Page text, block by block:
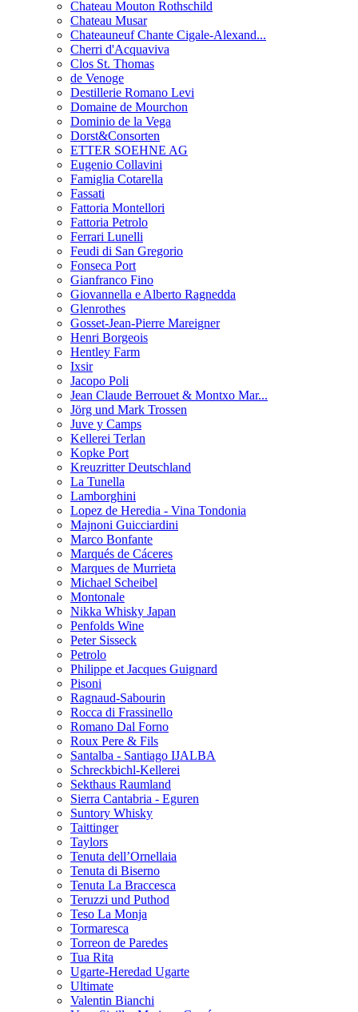
Chateau Mouton Rothschild
Chateau Musar
Chateauneuf Chante Cigale-Alexand...
Cherri d'Acquaviva
Clos St. Thomas
de Venoge
Destillerie Romano Levi
Domaine de Mourchon
Dominio de la Vega
Dorst&Consorten
ETTER SOEHNE AG
Eugenio Collavini
Famiglia Cotarella
Fassati
Fattoria Montellori
Fattoria Petrolo
Ferrari Lunelli
Feudi di San Gregorio
Fonseca Port
Gianfranco Fino
Giovannella e Alberto Ragnedda
Glenrothes
Gosset-Jean-Pierre Mareigner
Henri Borgeois
Hentley Farm
Ixsir
Jacopo Poli
Jean Claude Berrouet & Montxo Mar...
Jörg und Mark Trossen
Juve y Camps
Kellerei Terlan
Kopke Port
Kreuzritter Deutschland
La Tunella
Lamborghini
Lopez de Heredia - Vina Tondonia
Majnoni Guicciardini
Marco Bonfante
Marqués de Cáceres
Marques de Murrieta
Michael Scheibel
Montonale
Nikka Whisky Japan
Penfolds Wine
Peter Sisseck
Petrolo
Philippe et Jacques Guignard
Pisoni
Ragnaud-Sabourin
Rocca di Frassinello
Romano Dal Forno
Roux Pere & Fils
Santalba - Santiago IJALBA
Schreckbichl-Kellerei
Sekthaus Raumland
Sierra Cantabria - Eguren
Suntory Whisky
Taittinger
Taylors
Tenuta dell’Ornellaia
Tenuta di Biserno
Tenuta La Braccesca
Teruzzi und Puthod
Teso La Monja
Tormaresca
Torreon de Paredes
Tua Rita
Ugarte-Heredad Ugarte
Ultimate
Valentin Bianchi